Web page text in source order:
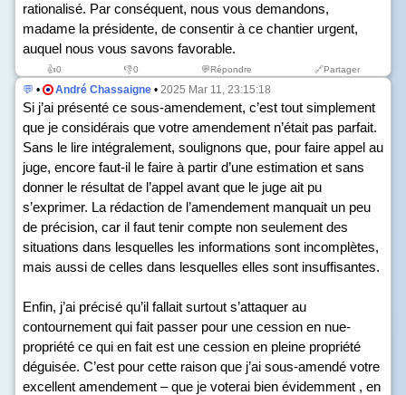
rationalisé. Par conséquent, nous vous demandons,
madame la présidente, de consentir à ce chantier urgent,
auquel nous vous savons favorable.
👍0 👎0 💬Répondre 🔗Partager
💬 • André Chassaigne • 2025 Mar 11, 23:15:18
Si j’ai présenté ce sous-amendement, c’est tout simplement
que je considérais que votre amendement n’était pas parfait.
Sans le lire intégralement, soulignons que, pour faire appel au
juge, encore faut-il le faire à partir d’une estimation et sans
donner le résultat de l’appel avant que le juge ait pu
s’exprimer. La rédaction de l’amendement manquait un peu
de précision, car il faut tenir compte non seulement des
situations dans lesquelles les informations sont incomplètes,
mais aussi de celles dans lesquelles elles sont insuffisantes.
Enfin, j’ai précisé qu’il fallait surtout s’attaquer au
contournement qui fait passer pour une cession en nue-
propriété ce qui en fait est une cession en pleine propriété
déguisée. C’est pour cette raison que j’ai sous-amendé votre
excellent amendement – que je voterai bien évidemment , en